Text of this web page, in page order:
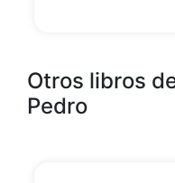
Otros libros
Pedro